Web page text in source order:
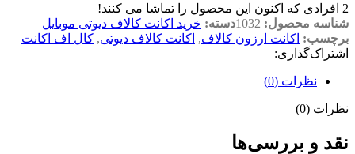
2 افرادی که اکنون این محصول را تماشا می کنند!
شناسه محصول: 1032دسته: خرید اکانت کالاف دیوتی موبایل
برچسب: اکانت ارزون کالاف, اکانت کالاف دیوتی, کال اف اکانت
اشتراک‌گذاری:
نظرات (0)
نظرات (0)
نقد و بررسی‌ها